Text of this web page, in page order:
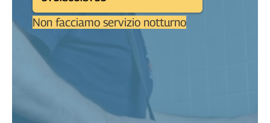
Non facciamo servizio notturno
Meglio una mail?
Ti ricontattiamo noi